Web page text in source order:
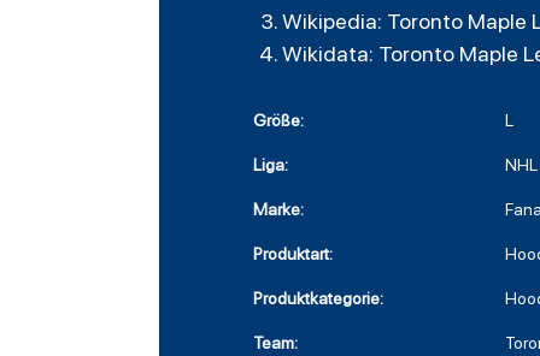
Wikipedia: Toronto Maple
Wikidata: Toronto Maple
Größe: L
Liga: NHL
Marke:
Produktart:
Produktkategorie:
Team: